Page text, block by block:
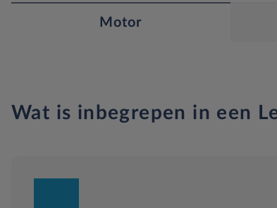
Motor
Wat is inbegrepen in een